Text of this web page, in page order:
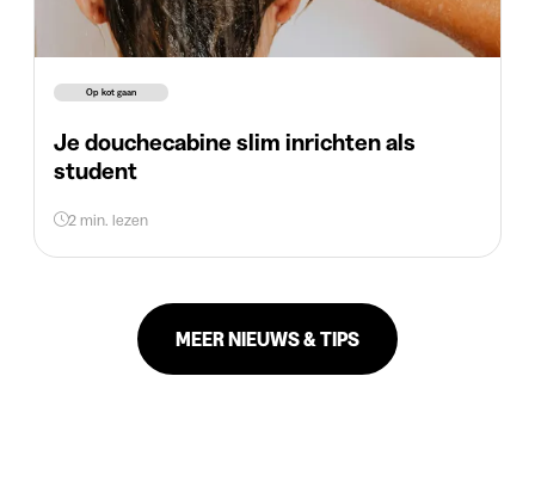
Op kot gaan
Je douchecabine slim inrichten als
student
2 min. lezen
MEER NIEUWS & TIPS